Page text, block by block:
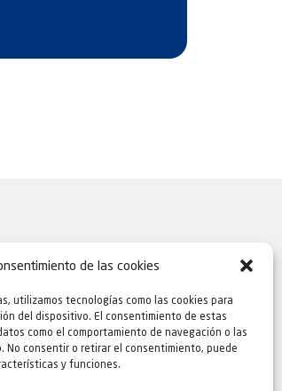
de las cookies
utilizamos tecnologías como las cookies para
del dispositivo. El consentimiento de estas
como el comportamiento de navegación o las
consentir o retirar el consentimiento, puede
y funciones.